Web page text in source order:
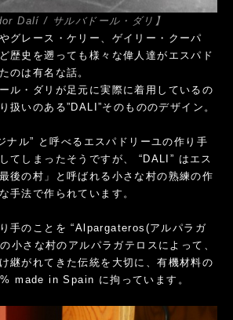
Dalí / サルバドール・ダリ】
グレース・ケリー、ゲイリー・クーパ
歴史を遡っても様々な偉人達がエスパド
のは有名な話。
ル・ダリが足元に実際に着用しているの
扱いのある”DALI”そのもののデザイン。
ナル” と呼べるエスパドリーユの作り手
てしまったそうですが、 “DALI” はエス
後の村」と呼ばれる小さな村の熟練の作
手法で作られています。
手のことを “Alpargateros(アルパラガ
小さな村のアルパラガテロスによって、
継がれてきた伝統を大切に、有機材料の
made in Spain に拘っています。